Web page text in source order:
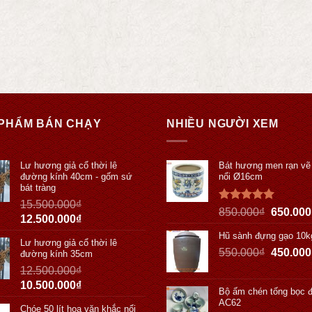
BÁN CHẠY
Lư hương giả cổ thời lê
đường kính 40cm - gốm sứ
bát tràng
15.500.000₫
12.500.000₫
Lư hương giả cổ thời lê
đường kính 35cm
12.500.000₫
10.500.000₫
Chóe 50 lít hoa văn khắc nổi
NHIỀU NGƯỜI XEM
Bát hương men rạn vẽ
nổi Ø16cm
Được xếp
hạng5.00
5 sao
850.000₫ 650.000
Hũ sành đựng gạo
550.000₫ 450.000
Bộ ấm chén tống bọc
AC62